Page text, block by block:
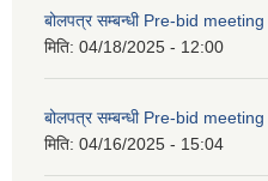
बोलपत्र सम्बन्धी Pre-bid meeting
मिति: 04/18/2025 - 12:00
बोलपत्र सम्बन्धी Pre-bid meeting
मिति: 04/16/2025 - 15:04